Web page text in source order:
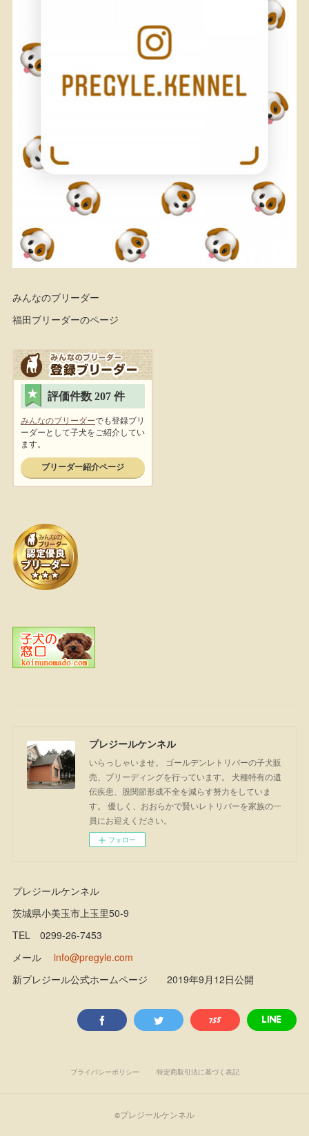
みんなのブリーダー
福田ブリーダーのページ
プレジールケンネル
いらっしゃいませ。 ゴールデンレトリバーの子犬販
売、ブリーディングを行っています。 犬種特有の遺
伝疾患、股関節形成不全を減らす努力をしていま
す。 優しく、おおらかで賢いレトリバーを家族の一
員にお迎えください。
フォロー
プレジールケンネル
茨城県小美玉市上玉里50-9
TEL 0299-26-7453
メールinfo@pregyle.com
新プレジール公式ホームページ 2019年9月12日公開
プライバシーポリシー 特定商取引法に基づく表記
©プレジールケンネル